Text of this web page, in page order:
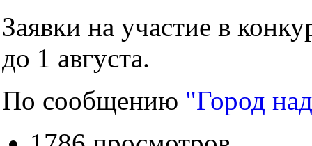
Заявки на участие в
до 1 августа.
По сообщению "Город